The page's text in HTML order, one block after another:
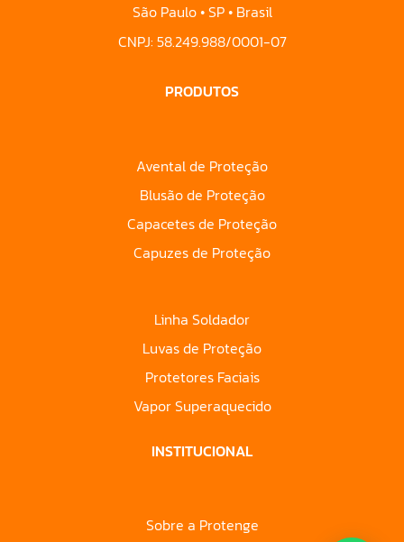
São Paulo • SP • Brasil
CNPJ: 58.249.988/0001-07
PRODUTOS
Avental de Proteção
Blusão de Proteção
Capacetes de Proteção
Capuzes de Proteção
Linha Soldador
Luvas de Proteção
Protetores Faciais
Vapor Superaquecido
INSTITUCIONAL
Sobre a Protenge